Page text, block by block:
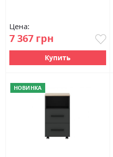
Цена:
7 367 грн
Купить
НОВИНКА